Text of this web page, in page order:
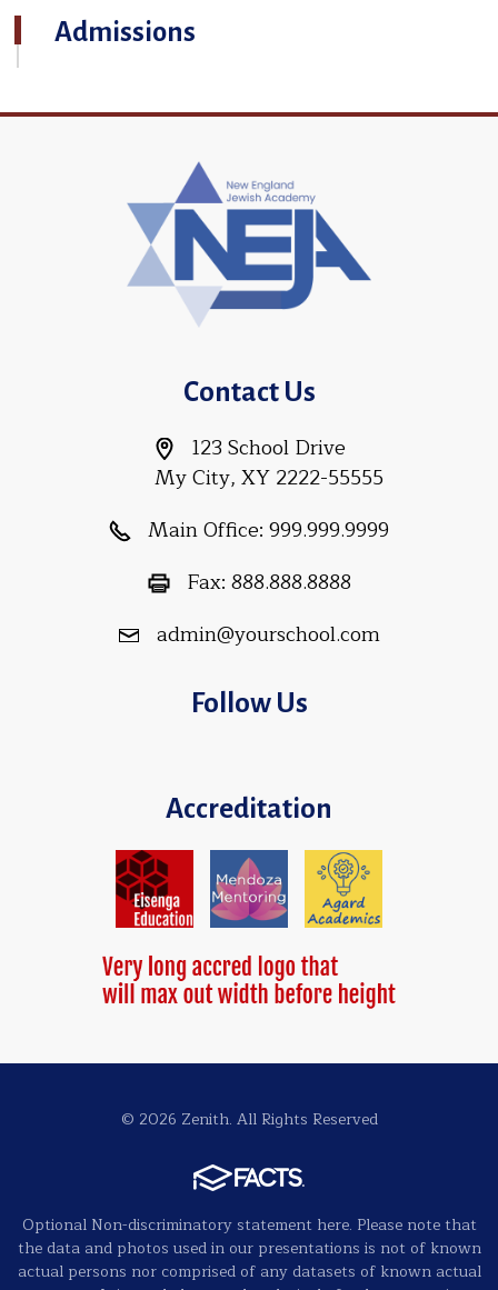
Admissions
Contact Us
123 School Drive
My City, XY 2222-55555
Main Office: 999.999.9999
Fax: 888.888.8888
admin@yourschool.com
Follow Us
Accreditation
© 2026 Zenith. All Rights Reserved
Optional Non-discriminatory statement here. Please note that
the data and photos used in our presentations is not of known
actual persons nor comprised of any datasets of known actual